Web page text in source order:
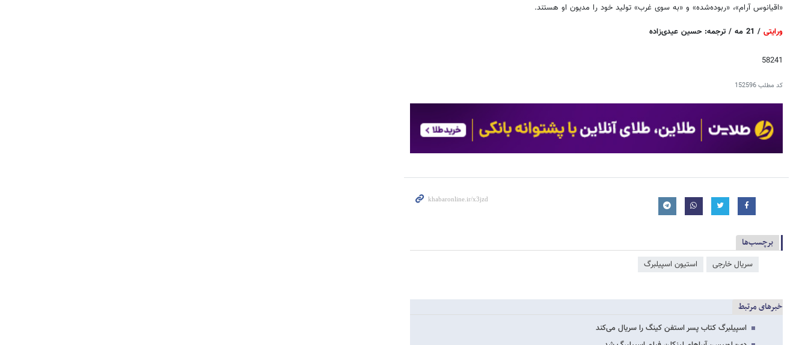
«اقیانوس آرام»، «ربوده‌شده» و «به سوی غرب» تولید خود را مدیون او هستند.
ورایتی / 21 مه / ترجمه: حسین عیدی‌زاده
58241
کد مطلب152596
برچسب‌ها
سریال خارجی استیون اسپیلبرگ
خبرهای مرتبط
اسپیلبرگ کتاب پسر استفن کینگ را سریال می‌کند